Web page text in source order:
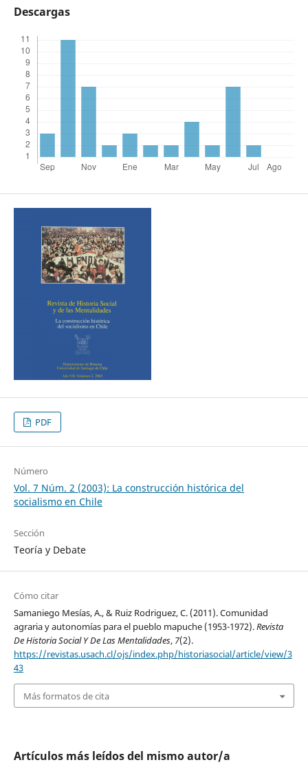
Descargas
PDF
Número
Vol. 7 Núm. 2 (2003): La construcción histórica del
socialismo en Chile
Sección
Teoría y Debate
Cómo citar
Samaniego Mesías, A., & Ruiz Rodriguez, C. (2011). Comunidad
agraria y autonomías para el pueblo mapuche (1953-1972).Revista
De Historia Social Y De Las Mentalidades, 7(2).
https://revistas.usach.cl/ojs/index.php/historiasocial/article/view/3
43
Más formatos de cita
Artículos más leídos del mismo autor/a